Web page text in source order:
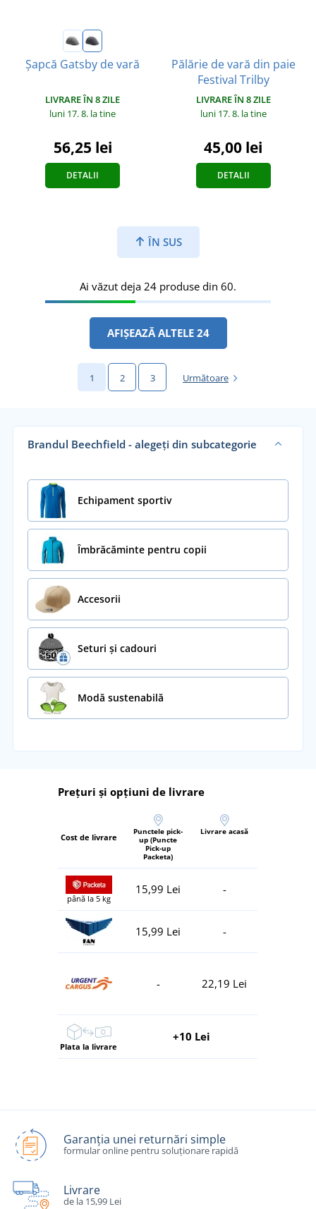
Șapcă Gatsby de vară
LIVRARE ÎN 8 ZILE
luni 17. 8. la tine
56,25 lei
DETALII
Pălărie de vară din paie
Festival Trilby
LIVRARE ÎN 8 ZILE
luni 17. 8. la tine
45,00 lei
DETALII
ÎN SUS
Ai văzut deja 24 produse din 60.
AFIȘEAZĂ ALTELE 24
1 2 3 Următoare
Brandul Beechfield - alegeți din subcategorie
Echipament sportiv
Îmbrăcăminte pentru copii
Accesorii
Seturi și cadouri
Modă sustenabilă
Prețuri și opțiuni de livrare
Cost de livrare
Punctele pick-
up (Puncte
Pick-up
Packeta)
Livrare acasă
până la 5 kg
15,99 Lei -
15,99 Lei -
- 22,19 Lei
Plata la livrare
+10 Lei
Garanția unei returnări simple
formular online pentru soluționare rapidă
Livrare
de la 15,99 Lei